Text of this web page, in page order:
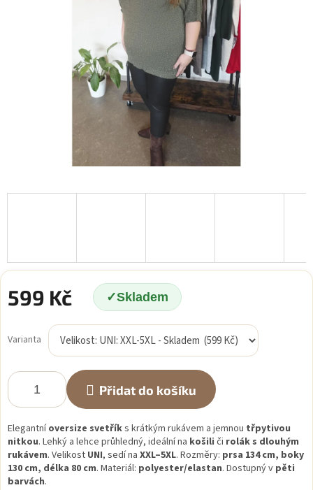
599 Kč Skladem
cena:
Varianta
Přidat do košíku
Elegantníoversize svetříks krátkým rukávem a jemnou třpytivou
nitkou. Lehký a lehce průhledný, ideální na košili či rolák s dlouhým
rukávem. Velikost UNI, sedí na XXL–5XL. Rozměry: prsa 134 cm, boky
130 cm, délka 80 cm. Materiál: polyester/elastan. Dostupný v pěti
barvách.